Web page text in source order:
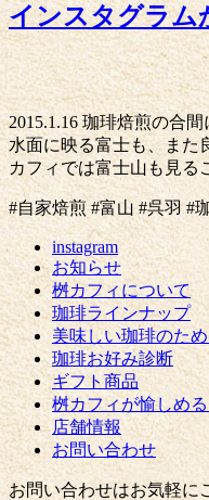
インスタグラム
2015.1.16 珈琲焙煎の合
水面に映る富士も、また
カフィでは富士山も見る
#自家焙煎 #富山 #呉羽 #
instagram
お知らせ
桝カフィについて
珈琲ラインナップ
美味しい珈琲のた
珈琲お好み診断
ギフト商品
桝カフィが愉しめ
店舗情報
お問い合わせ
お問い合わせはお気軽に